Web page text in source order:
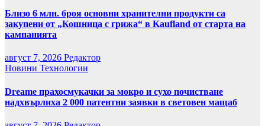
Близо 6 млн. броя основни хранителни продукти са
закупени от „Кошница с грижа“ в Kaufland от старта на
кампанията
август 7, 2026 Редактор
Новини Технологии
Dreame прахосмукачки за мокро и сухо почистване
надхвърлиха 2 000 патентни заявки в световен мащаб